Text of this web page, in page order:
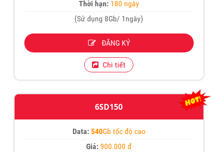
Thời hạn:180 ngày
(Sử dụng 8Gb/ 1ngày)
ĐĂNG KÝ
Chi tiết
6SD150
Data:540Gb tốc độ cao
Giá:900.000 đ